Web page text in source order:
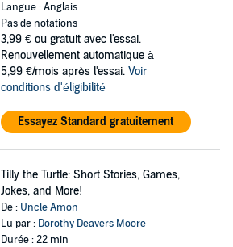
Langue : Anglais
Pas de notations
3,99 € ou gratuit avec l'essai.
Renouvellement automatique à
5,99 €/mois après l'essai. Voir
conditions d'éligibilité
Essayez Standard gratuitement
Tilly the Turtle: Short Stories, Games,
Jokes, and More!
De : Uncle Amon
Lu par : Dorothy Deavers Moore
Durée : 22 min